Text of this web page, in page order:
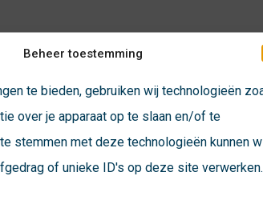
Beheer toestemming
te bieden, gebruiken wij technologieën
over je apparaat op te slaan en/of te
stemmen met deze technologieën kunnen
of unieke ID's op deze site verwerken.
de projet, quelles étaient les
dans un espace fermé, comme une
devient désormais superflu. En effet, il